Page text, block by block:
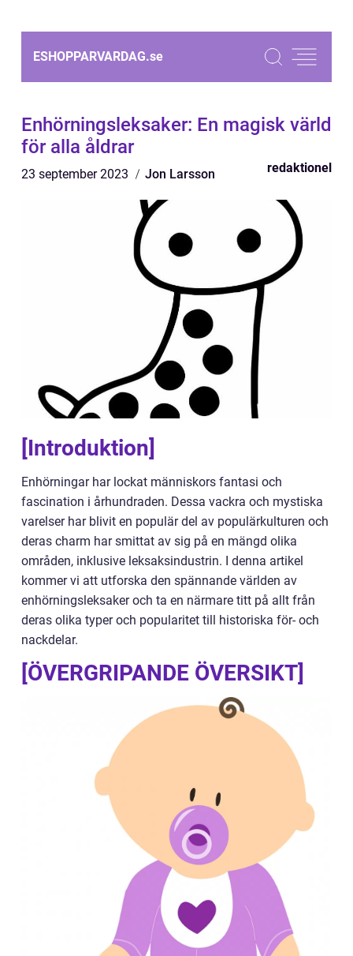
ESHOPPARVARDAG.se
Enhörningsleksaker: En magisk värld
för alla åldrar
23 september 2023 Jon Larsson redaktionel
[Introduktion]
Enhörningar har lockat människors fantasi och
fascination i århundraden. Dessa vackra och mystiska
varelser har blivit en populär del av populärkulturen och
deras charm har smittat av sig på en mängd olika
områden, inklusive leksaksindustrin. I denna artikel
kommer vi att utforska den spännande världen av
enhörningsleksaker och ta en närmare titt på allt från
deras olika typer och popularitet till historiska för- och
nackdelar.
[ÖVERGRIPANDE ÖVERSIKT]